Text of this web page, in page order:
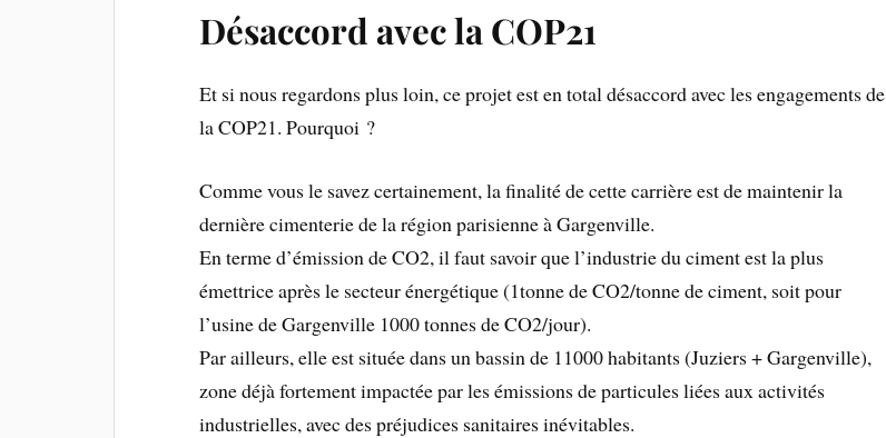
Désaccord avec la COP21
Et si nous regardons plus loin, ce projet est en total désaccord avec les engagements de
la COP21. Pourquoi ?
Comme vous le savez certainement, la finalité de cette carrière est de maintenir la
dernière cimenterie de la région parisienne à Gargenville.
En terme d’émission de CO2, il faut savoir que l’industrie du ciment est la plus
émettrice après le secteur énergétique (1tonne de CO2/tonne de ciment, soit pour
l’usine de Gargenville 1000 tonnes de CO2/jour).
Par ailleurs, elle est située dans un bassin de 11000 habitants (Juziers + Gargenville),
zone déjà fortement impactée par les émissions de particules liées aux activités
industrielles, avec des préjudices sanitaires inévitables.